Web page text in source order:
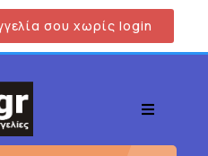
σου χωρίς login